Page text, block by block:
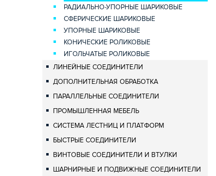
РАДИАЛЬНО-УПОРНЫЕ ШАРИКОВЫЕ
СФЕРИЧЕСКИЕ ШАРИКОВЫЕ
УПОРНЫЕ ШАРИКОВЫЕ
КОНИЧЕСКИЕ РОЛИКОВЫЕ
ИГОЛЬЧАТЫЕ РОЛИКОВЫЕ
ЛИНЕЙНЫЕ СОЕДИНИТЕЛИ
ДОПОЛНИТЕЛЬНАЯ ОБРАБОТКА
ПАРАЛЛЕЛЬНЫЕ СОЕДИНИТЕЛИ
ПРОМЫШЛЕННАЯ МЕБЕЛЬ
СИСТЕМА ЛЕСТНИЦ И ПЛАТФОРМ
БЫСТРЫЕ СОЕДИНИТЕЛИ
ВИНТОВЫЕ СОЕДИНИТЕЛИ И ВТУЛКИ
ШАРНИРНЫЕ И ПОДВИЖНЫЕ СОЕДИНИТЕЛИ